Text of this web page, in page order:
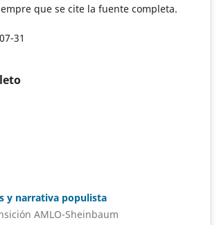
que se cite la fuente completa.
31
y narrativa populista
AMLO-Sheinbaum